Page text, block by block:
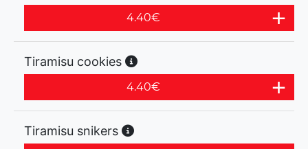
4.40€
Tiramisu cookies
4.40€
Tiramisu snikers